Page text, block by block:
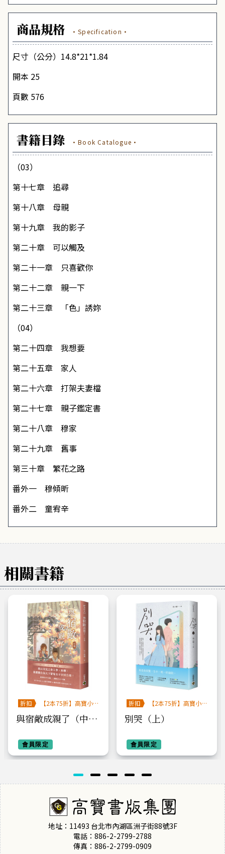
商品規格 ·Specification·
尺寸（公分）14.8*21*1.84
開本 25
頁數 576
書籍目錄 ·Book Catalogue·
（03）
第十七章 追尋
第十八章 母親
第十九章 我的影子
第二十章 可以觸及
第二十一章 只喜歡你
第二十二章 親一下
第二十三章 「色」誘妳
（04）
第二十四章 我想要
第二十五章 家人
第二十六章 打架夫妻檔
第二十七章 親子鑑定書
第二十八章 穆家
第二十九章 舊事
第三十章 繁花之路
番外一 穆傾昕
番外二 童宥辛
相關書籍
折扣
【2本75折】高寶小
與宿敵成親了（中
會員限定
折扣
【2本75折】高寶小
別哭（上）
會員限定
地址：11493 台北市內湖區洲子街88號3F
電話：886-2-2799-2788
傳真：886-2-2799-0909